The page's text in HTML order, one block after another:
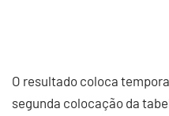
O resultado coloca
segunda colocação da